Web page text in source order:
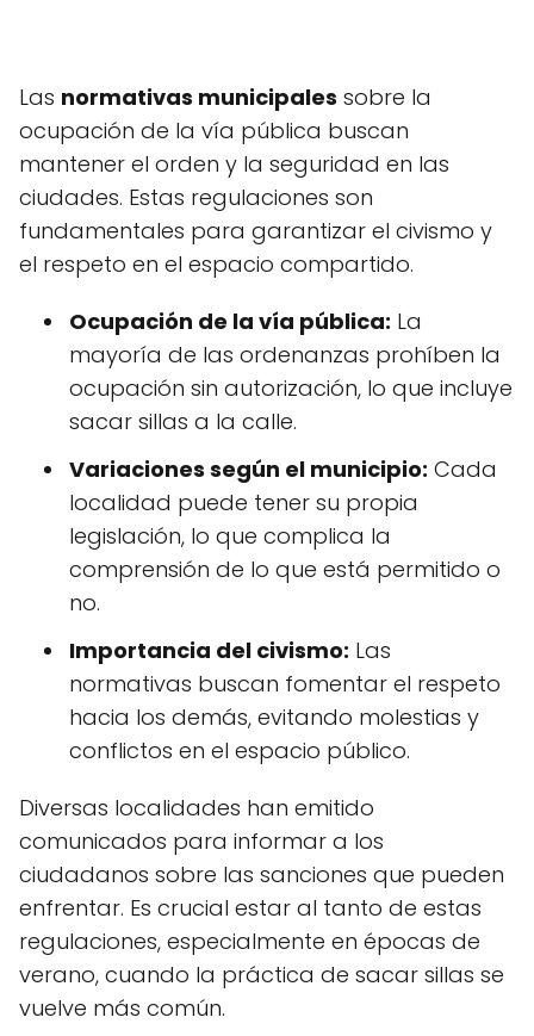
Las normativas municipales sobre la
ocupación de la vía pública buscan
mantener el orden y la seguridad en las
ciudades. Estas regulaciones son
fundamentales para garantizar el civismo y
el respeto en el espacio compartido.
Ocupación de la vía pública: La
mayoría de las ordenanzas prohíben la
ocupación sin autorización, lo que incluye
sacar sillas a la calle.
Variaciones según el municipio: Cada
localidad puede tener su propia
legislación, lo que complica la
comprensión de lo que está permitido o
no.
Importancia del civismo: Las
normativas buscan fomentar el respeto
hacia los demás, evitando molestias y
conflictos en el espacio público.
Diversas localidades han emitido
comunicados para informar a los
ciudadanos sobre las sanciones que pueden
enfrentar. Es crucial estar al tanto de estas
regulaciones, especialmente en épocas de
verano, cuando la práctica de sacar sillas se
vuelve más común.